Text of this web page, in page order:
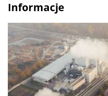
Informacje